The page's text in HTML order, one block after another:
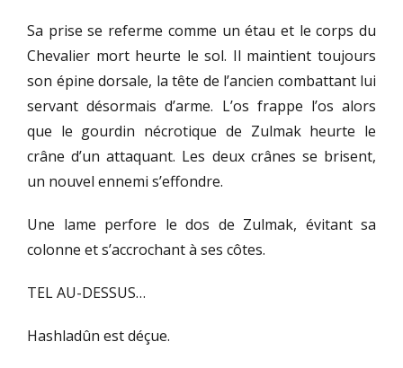
Sa prise se referme comme un étau et le corps du
Chevalier mort heurte le sol. Il maintient toujours
son épine dorsale, la tête de l’ancien combattant lui
servant désormais d’arme. L’os frappe l’os alors
que le gourdin nécrotique de Zulmak heurte le
crâne d’un attaquant. Les deux crânes se brisent,
un nouvel ennemi s’effondre.
Une lame perfore le dos de Zulmak, évitant sa
colonne et s’accrochant à ses côtes.
TEL AU-DESSUS…
Hashladûn est déçue.